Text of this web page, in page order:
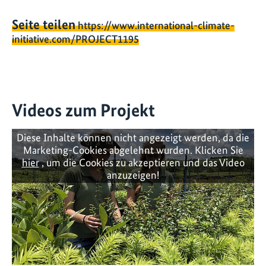
Seite teilenhttps://www.international-climate-
initiative.com/PROJECT1195
Videos zum Projekt
Diese Inhalte können nicht angezeigt werden, da die
Marketing-Cookies abgelehnt wurden. Klicken Sie
hier, um die Cookies zu akzeptieren und das Video
anzuzeigen!